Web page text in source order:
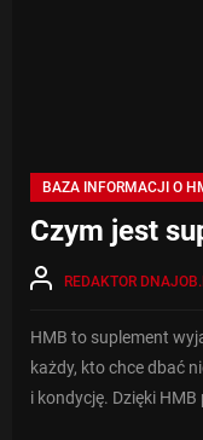
BAZA INFORMACJI O
Czym jest
REDAKTOR
HMB to suplement
każdy, kto chce dbać
i kondycję. Dzięki